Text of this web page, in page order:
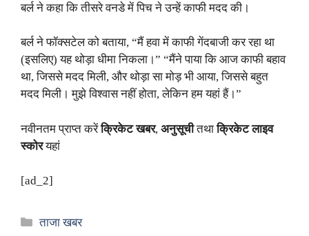
बर्ल ने कहा कि तीसरे वनडे में पिच ने उन्हें काफी मदद की।
बर्ल ने फॉक्सटेल को बताया, “मैं हवा में काफी गेंदबाजी कर रहा था
(इसलिए) यह थोड़ा धीमा निकला।” “मैंने पाया कि आज काफी बहाव
था, जिससे मदद मिली, और थोड़ा सा मोड़ भी आया, जिससे बहुत
मदद मिली। मुझे विश्वास नहीं होता, लेकिन हम यहां हैं।”
नवीनतम प्राप्त करेंक्रिकेट खबर, अनुसूचीतथाक्रिकेट लाइव
स्कोरयहां
[ad_2]
Categories
ताजा खबर